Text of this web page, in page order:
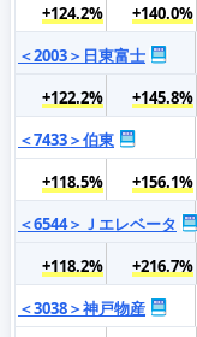
+124.2%
+140.0%
＜2003＞日東富士
+122.2%
+145.8%
＜7433＞伯東
+118.5%
+156.1%
＜6544＞Ｊエレベータ
+118.2%
+216.7%
＜3038＞神戸物産